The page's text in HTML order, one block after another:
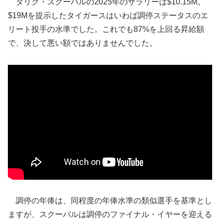
タリク・スクーバルの2025年のサラリーは$10.15M。
$19Mを提示したタイガースはいわば調停ステータスのエ
リート投手の水準でした。これでも87%を上回る昇給額
で、決して悪い額ではありませんでした。
調停の年俸は、同程度の年俸水準の類似選手を基準とし
ますが、スクーバルは調停のファイナル・イヤーを迎える